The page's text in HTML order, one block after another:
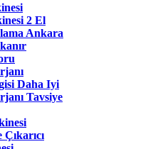
2 El
Ankara
Daha Iyi
Tavsiye